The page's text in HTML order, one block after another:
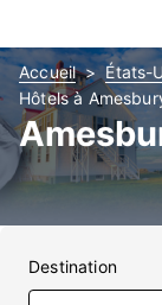
Accueil États-
Hôtels à
Destination